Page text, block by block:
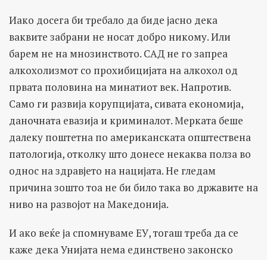
Иако досега би требало да биде јасно дека
ваквите забрани не носат добро никому. Или
барем не на мнозинството. САД не го запреа
алкохолизмот со прохибицијата на алкохол од
првата половина на минатиот век. Напротив.
Само ги развија корупцијата, сивата економија,
даночната евазија и криминалот. Мерката беше
далеку поштетна по американската општествена
патологија, отколку што донесе некаква полза во
однос на здравјето на нацијата. Не гледам
причина зошто тоа не би било така во државите на
ниво на развојот на Македонија.
И ако веќе ја спомнуваме ЕУ, тогаш треба да се
каже дека Унијата нема единствено законско